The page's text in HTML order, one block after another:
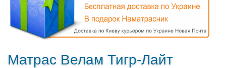
Матрас Велам Тигр-Лайт